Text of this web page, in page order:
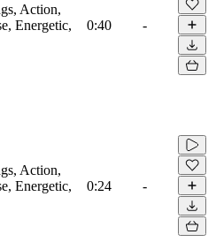
Action,
Energetic,
0:40 -
Action,
Energetic,
0:24 -